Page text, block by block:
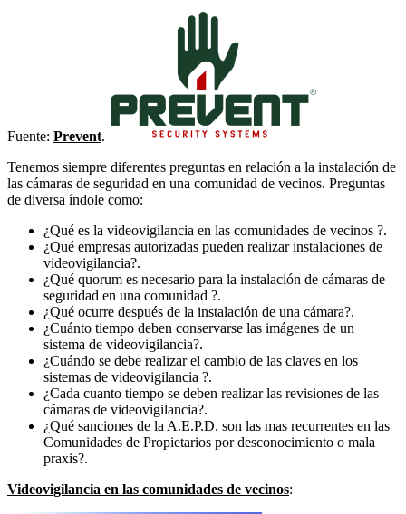
Fuente: Prevent.
Tenemos siempre diferentes preguntas en relación a la instalación de
las cámaras de seguridad en una comunidad de vecinos. Preguntas
de diversa índole como:
¿Qué es la videovigilancia en las comunidades de vecinos ?.
¿Qué empresas autorizadas pueden realizar instalaciones de
videovigilancia?.
¿Qué quorum es necesario para la instalación de cámaras de
seguridad en una comunidad ?.
¿Qué ocurre después de la instalación de una cámara?.
¿Cuánto tiempo deben conservarse las imágenes de un
sistema de videovigilancia?.
¿Cuándo se debe realizar el cambio de las claves en los
sistemas de videovigilancia ?.
¿Cada cuanto tiempo se deben realizar las revisiones de las
cámaras de videovigilancia?.
¿Qué sanciones de la A.E.P.D. son las mas recurrentes en las
Comunidades de Propietarios por desconocimiento o mala
praxis?.
Videovigilancia en las comunidades de vecinos: